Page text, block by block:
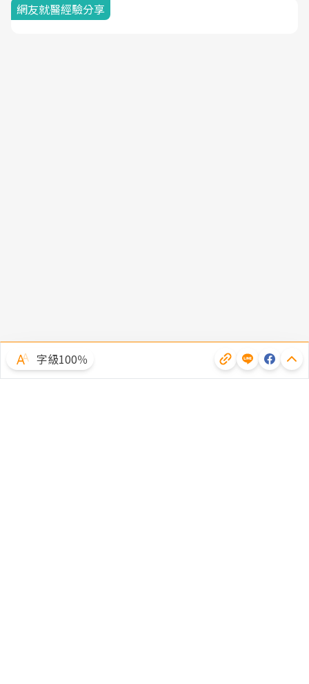
網友就醫經驗分享
字級100％